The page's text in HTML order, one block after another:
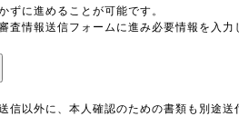
ずに進めることが可能です。
査情報送信フォームに進み必要情報を入力
以外に、本人確認のための書類も別途